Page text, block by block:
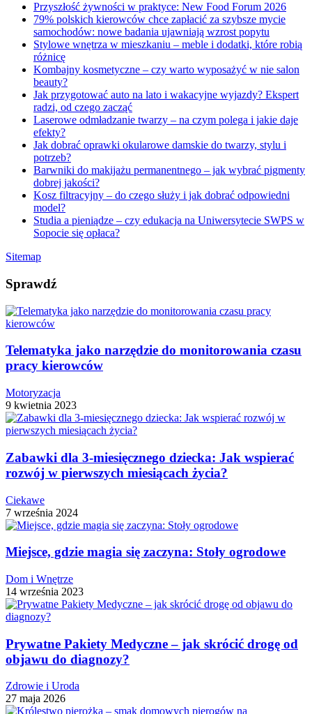
Przyszłość żywności w praktyce: New Food Forum 2026
79% polskich kierowców chce zapłacić za szybsze mycie
samochodów: nowe badania ujawniają wzrost popytu
Stylowe wnętrza w mieszkaniu – meble i dodatki, które robią
różnicę
Kombajny kosmetyczne – czy warto wyposażyć w nie salon
beauty?
Jak przygotować auto na lato i wakacyjne wyjazdy? Ekspert
radzi, od czego zacząć
Laserowe odmładzanie twarzy – na czym polega i jakie daje
efekty?
Jak dobrać oprawki okularowe damskie do twarzy, stylu i
potrzeb?
Barwniki do makijażu permanentnego – jak wybrać pigmenty
dobrej jakości?
Kosz filtracyjny – do czego służy i jak dobrać odpowiedni
model?
Studia a pieniądze – czy edukacja na Uniwersytecie SWPS w
Sopocie się opłaca?
Sitemap
Sprawdź
Telematyka jako narzędzie do monitorowania czasu
pracy kierowców
Motoryzacja
9 kwietnia 2023
Zabawki dla 3-miesięcznego dziecka: Jak wspierać
rozwój w pierwszych miesiącach życia?
Ciekawe
7 września 2024
Miejsce, gdzie magia się zaczyna: Stoły ogrodowe
Dom i Wnętrze
14 września 2023
Prywatne Pakiety Medyczne – jak skrócić drogę od
objawu do diagnozy?
Zdrowie i Uroda
27 maja 2026